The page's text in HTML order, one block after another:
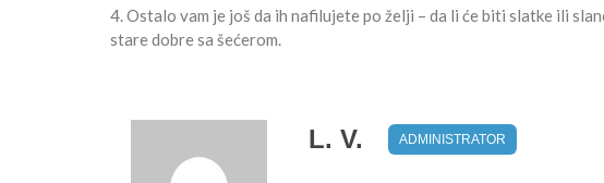
4. Ostalo vam je još da ih nafilujete po želji – da li će biti slatke ili
stare dobre sa šećerom.
L. V. ADMINISTRATOR